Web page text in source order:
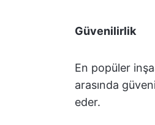
Güvenilirlik
En popüler
arasında
eder.